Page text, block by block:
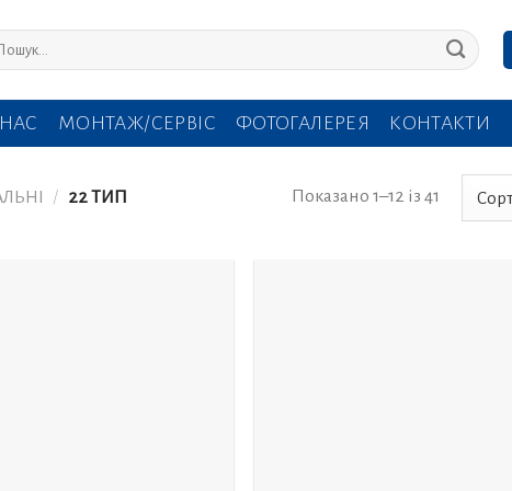
МОНТАЖ/СЕРВІС ФОТОГАЛЕРЕЯ КОНТАКТИ
/ 22 ТИП Показано 1–12 із 41